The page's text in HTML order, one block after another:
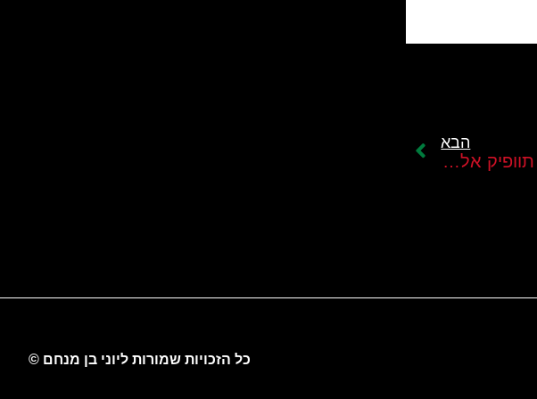
הבא
חוסיין א-שיח' פועל לגרש את יריבו תוופיק אלטיראווי מהנהגת פת"ח
כל הזכויות שמורות ליוני בן מנחם ©